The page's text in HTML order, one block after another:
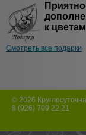
к цветам
Смотреть все подарки
© 2026
8 (926) 709 22 21